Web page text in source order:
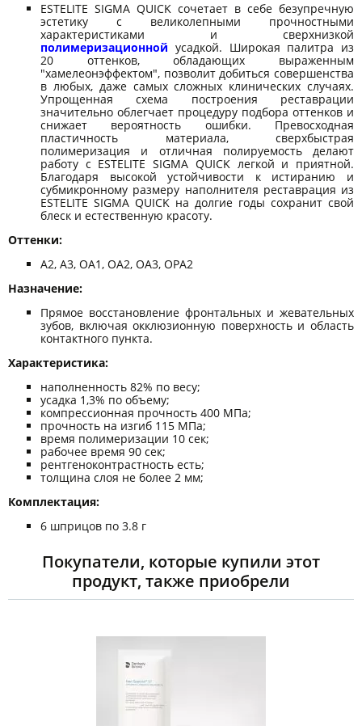
ESTELITE SIGMA QUICK сочетает в себе безупречную
эстетику с великолепными прочностными
характеристиками и сверхнизкой
полимеризационной усадкой. Широкая палитра из
20 оттенков, обладающих выраженным
"хамелеонэффектом", позволит добиться совершенства
в любых, даже самых сложных клинических случаях.
Упрощенная схема построения реставрации
значительно облегчает процедуру подбора оттенков и
снижает вероятность ошибки. Превосходная
пластичность материала, сверхбыстрая
полимеризация и отличная полируемость делают
работу с ESTELITE SIGMA QUICK легкой и приятной.
Благодаря высокой устойчивости к истиранию и
субмикронному размеру наполнителя реставрация из
ESTELITE SIGMA QUICK на долгие годы сохранит свой
блеск и естественную красоту.
Оттенки:
A2, A3, OA1, OA2, OA3, OPA2
Назначение:
Прямое восстановление фронтальных и жевательных
зубов, включая окклюзионную поверхность и область
контактного пункта.
Характеристика:
наполненность 82% по весу;
усадка 1,3% по объему;
компрессионная прочность 400 МПа;
прочность на изгиб 115 МПа;
время полимеризации 10 сек;
рабочее время 90 сек;
рентгеноконтрастность есть;
толщина слоя не более 2 мм;
Комплектация:
6 шприцов по 3.8 г
Покупатели, которые купили этот
продукт, также приобрели